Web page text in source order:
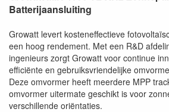
Batterijaansluiting
Growatt levert kosteneffectieve
een hoog rendement. Met een R&D
ingenieurs zorgt Growatt voor continue
efficiënte en gebruiksvriendelijke
Deze omvormer heeft meerdere MPP
omvormer uitermate geschikt is voor
verschillende oriëntaties.